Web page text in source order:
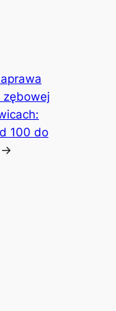
zębowej
100 do
→